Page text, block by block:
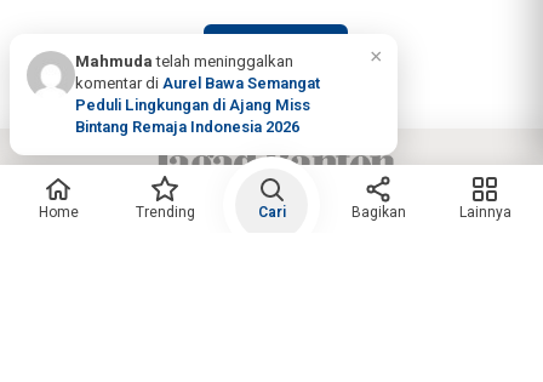
Selanjutnya
Berita Banten Berita Tangerang
Pedoman Media Siber
Home Trending Cari Bagikan Lainnya
×
Mahmudatelah meninggalkan
komentar diAurel Bawa Semangat
Peduli Lingkungan di Ajang Miss
Bintang Remaja Indonesia 2026